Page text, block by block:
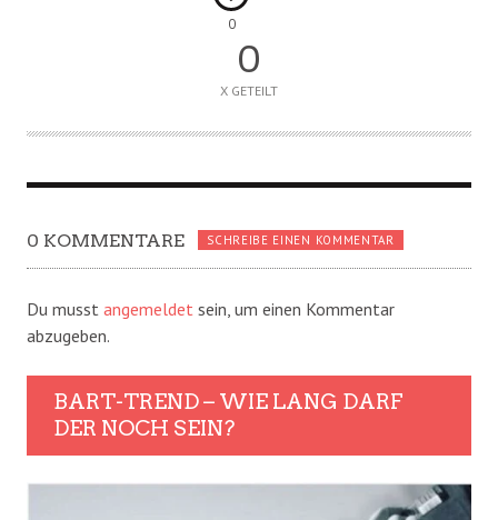
0
0
X GETEILT
0 KOMMENTARE SCHREIBE EINEN KOMMENTAR
Du musst angemeldet sein, um einen Kommentar
abzugeben.
BART-TREND – WIE LANG DARF
DER NOCH SEIN?